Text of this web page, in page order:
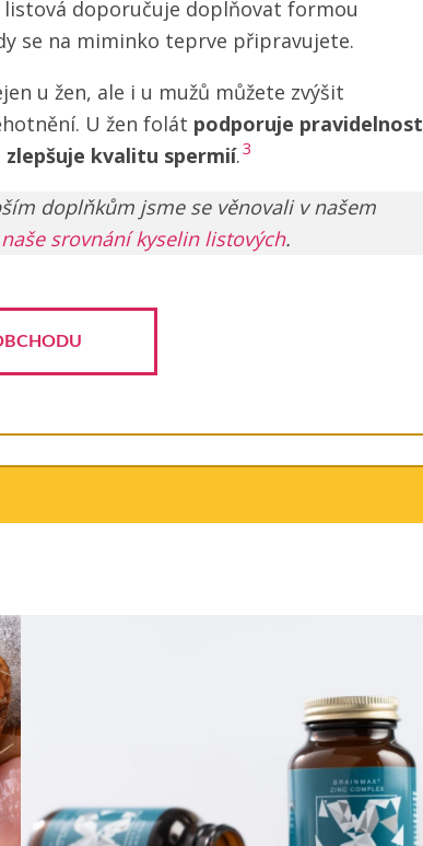
listová doporučuje doplňovat formou
se na miminko teprve připravujete.
u žen, ale i u mužů můžete zvýšit
U žen folát podporuje pravidelnost
zlepšuje kvalitu spermií.3
doplňkům jsme se věnovali v našem
naše srovnání kyselin listových.